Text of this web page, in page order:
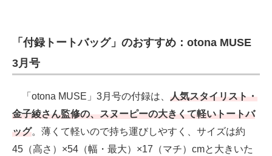
「付録トートバッグ」のおすすめ：otona MUSE
3月号
「otona MUSE」3月号の付録は、 人気スタイリスト・
金子綾さん監修の、スヌーピーの大きくて軽いトートバ
ッグ。薄くて軽いので持ち運びしやすく、サイズは約
45（高さ）×54（幅・最大）×17（マチ）cmと大きいた